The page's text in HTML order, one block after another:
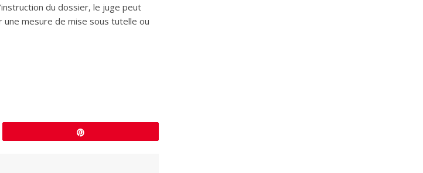
du dossier, le juge peut
une mesure de mise sous tutelle ou